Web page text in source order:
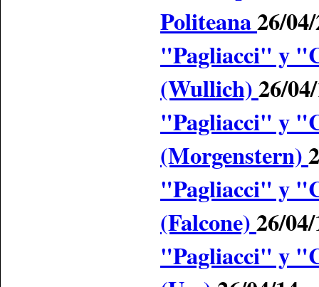
Politeana26/
"Pagliacci" y
(Wullich)26/
"Pagliacci" y
(Morgenstern)
"Pagliacci" y
(Falcone)26/
"Pagliacci" y